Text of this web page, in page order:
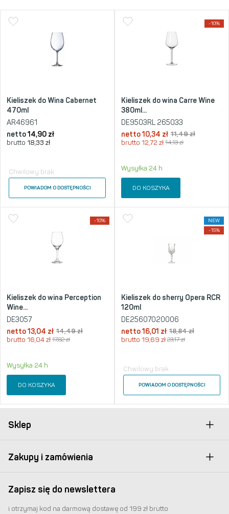
Kieliszek do Wina Cabernet
470ml
AR46961
netto14,90 zł
brutto 18,33 zł
Chwilowy brak
POWIADOM O DOSTĘPNOŚCI
-10%
Kieliszek do wina Carre Wine
380ml...
DE9503RL 265033
netto10,34 zł 11,49zł
brutto 12,72 zł 14,13zł
Wysyłka 24 h
DO KOSZYKA
-10%
Kieliszek do wina Perception
Wine...
DE3057
netto13,04 zł 14,49zł
brutto 16,04 zł 17,82zł
Wysyłka 24 h
DO KOSZYKA
NEW
-15%
Kieliszek do sherry Opera RCR
120ml
DE25607020006
netto16,01 zł 18,84zł
brutto 19,69 zł 23,17zł
Chwilowy brak
POWIADOM O DOSTĘPNOŚCI
Sklep
Zakupy i zamówienia
Zapisz się do newslettera
i otrzymaj kod na darmową dostawę od 199 zł brutto